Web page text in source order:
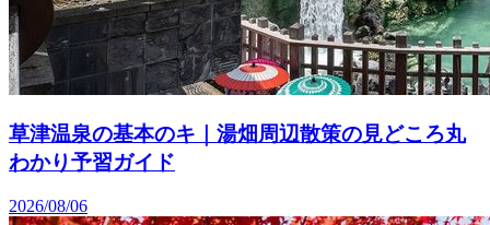
草津温泉の基本のキ｜湯畑周辺散策の見どころ丸
わかり予習ガイド
2026/08/06